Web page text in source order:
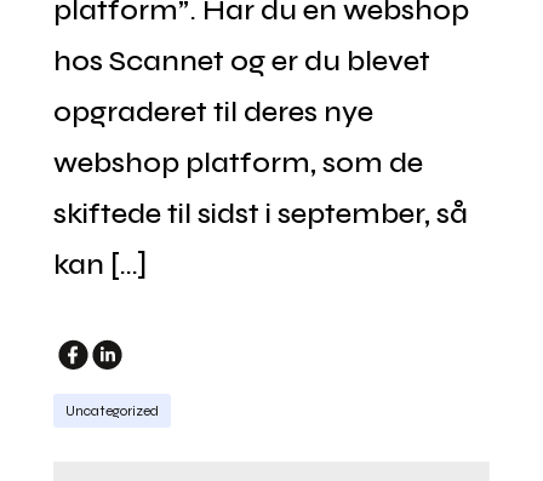
platform”. Har du en webshop
hos Scannet og er du blevet
opgraderet til deres nye
webshop platform, som de
skiftede til sidst i september, så
kan […]
Uncategorized